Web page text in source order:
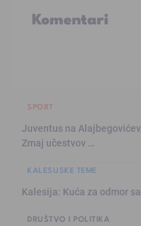
Komentari
SPORT
Juventus na
Zmaj učestvov …
KALESIJSKE TEME
Kalesija: Kuća za odmor
DRUŠTVO I POLITIKA